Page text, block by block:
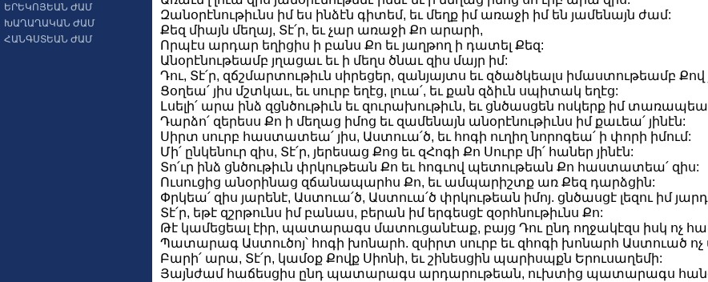
ԵՐԵԿՈՅԵԱՆ ԺԱՄ
ԽԱՂԱՂԱԿԱՆ ԺԱՄ
ՀԱՆԳՍՏԵԱՆ ԺԱՄ
Զանօրէնութիւնս իմ ես ինձէն գիտեմ, եւ մեղք իմ առաջի իմ են յամենայն ժամ:
Քեզ միայն մեղայ, Տէ՛ր, եւ չար առաջի Քո արարի,
Որպէս արդար եղիցիս ի բանս Քո եւ յաղթող ի դատել Քեզ:
Անօրէնութեամբ յղացաւ եւ ի մեղս ծնաւ զիս մայր իմ:
Դու, Տէ՛ր, զճշմարտութիւն սիրեցեր, զանյայտս եւ զծածկեալս իմաստութեամբ Քով
Ցօղեա՛ յիս մշտկաւ, եւ սուրբ եղէց, լուա՛, եւ քան զձիւն սպիտակ եղէց:
Լսելի՛ արա ինձ զցնծութիւն եւ զուրախութիւն, եւ ցնծասցեն ոսկերք իմ
Դարձո՛ զերեսս Քո ի մեղաց իմոց եւ զամենայն անօրէնութիւնս իմ քաւեա՛ յինէն:
Սիրտ սուրբ հաստատեա՛ յիս, Աստուա՛ծ, եւ հոգի ուղիղ նորոգեա՛ ի փորի իմում:
Մի՛ ընկենուր զիս, Տէ՛ր, յերեսաց Քոց եւ զՀոգի Քո Սուրբ մի՛ հաներ յինէն:
Տո՛ւր ինձ ցնծութիւն փրկութեան Քո եւ հոգւով պետութեան Քո հաստատեա՛ զիս:
Ուսուցից անօրինաց զճանապարհս Քո, եւ ամպարիշտք առ Քեզ դարձցին:
Փրկեա՛ զիս յարենէ, Աստուա՛ծ, Աստուա՛ծ փրկութեան իմոյ. ցնծասցէ լեզու իմ
Տէ՛ր, եթէ զշրթունս իմ բանաս, բերան իմ երգեսցէ զօրհնութիւնս Քո:
Թէ կամեցեալ էիր, պատարագս մատուցանէաք, բայց Դու ընդ ողջակէզս իսկ ոչ
Պատարագ Աստուծոյ՝ հոգի խոնարհ. զսիրտ սուրբ եւ զհոգի խոնարհ Աստուած
Բարի՛ արա, Տէ՛ր, կամօք Քովք Սիոնի, եւ շինեսցին պարիսպքն Երուսաղեմի:
Յայնժամ հաճեսցիս ընդ պատարագս արդարութեան, ուխտից պատարագս